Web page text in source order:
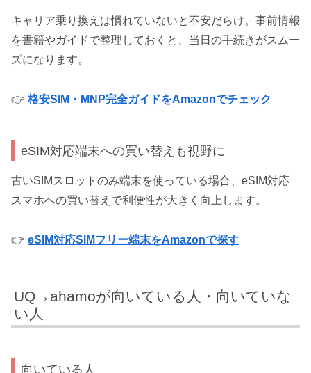
キャリア乗り換えは慣れていないと不安だらけ。事前情報
を書籍やガイドで整理しておくと、当日の手続きがスムー
ズになります。
👉 格安SIM・MNP完全ガイドをAmazonでチェック
eSIM対応端末への買い替えも視野に
古いSIMスロットのみ端末を使っている場合、eSIM対応
スマホへの買い替えで利便性が大きく向上します。
👉 eSIM対応SIMフリー端末をAmazonで探す
UQ→ahamoが向いている人・向いていな
い人
向いている人